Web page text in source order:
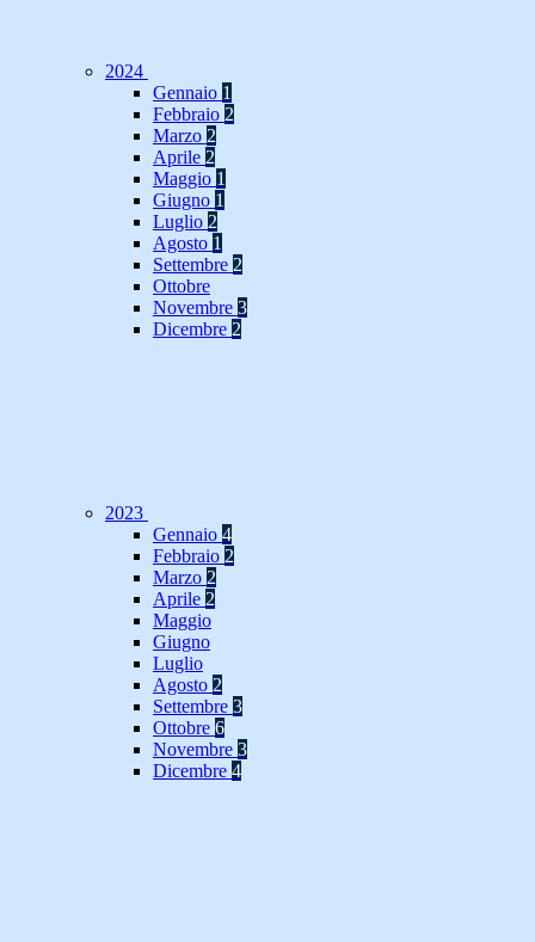
2024
Gennaio 1
Febbraio 2
Marzo 2
Aprile 2
Maggio 1
Giugno 1
Luglio 2
Agosto 1
Settembre 2
Ottobre
Novembre 3
Dicembre 2
2023
Gennaio 4
Febbraio 2
Marzo 2
Aprile 2
Maggio
Giugno
Luglio
Agosto 2
Settembre 3
Ottobre 6
Novembre 3
Dicembre 4